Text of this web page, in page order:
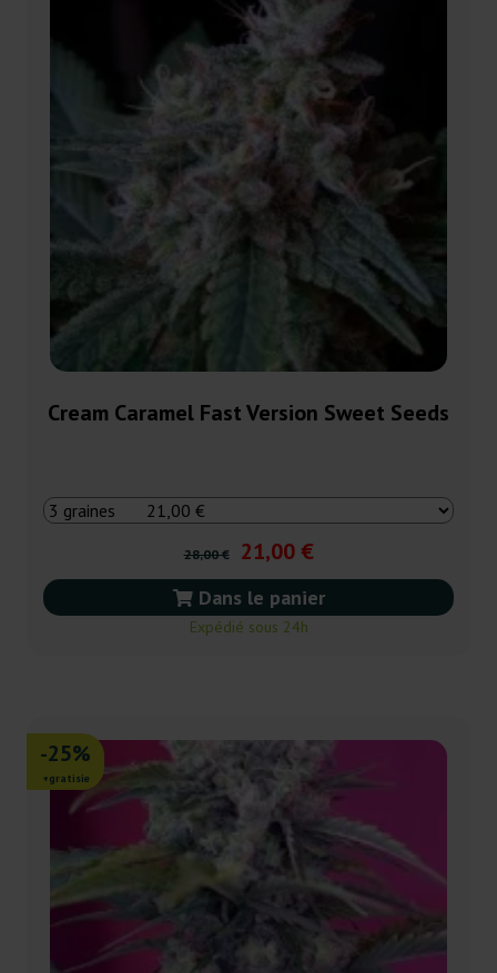
Cream Caramel Fast Version Sweet Seeds
28,00 € 21,00 €
Dans le panier
Expédié sous 24h
-25%
+gratisie